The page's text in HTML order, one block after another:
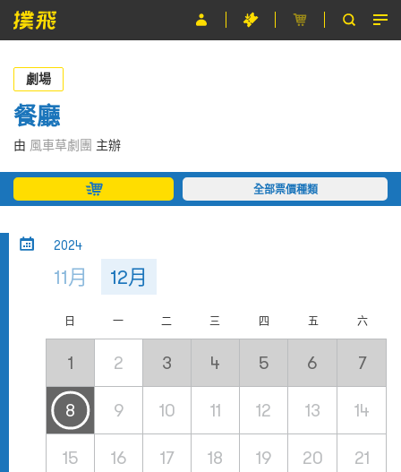
節目
主辦單位
關於撲飛
條款及細則
劇場
餐廳
由 風車草劇團 主辦
全部票價種類
2024
11月 12月
日 一 二 三 四 五 六
1 2 3 4 5 6 7
8 9 10 11 12 13 14
15 16 17 18 19 20 21